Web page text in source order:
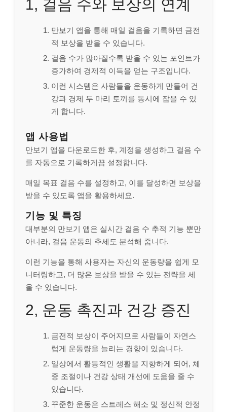
1, 걸음 수와 보상의 연계
만보기 앱을 통해 매일 걸음을 기록하면 금전
적 보상을 받을 수 있습니다.
걸음 수가 많아질수록 받을 수 있는 포인트가
증가하여 경제적 이득을 얻는 구조입니다.
이런 시스템은 사람들을 운동하게 만들어 건
강과 경제 두 마리 토끼를 동시에 잡을 수 있
게 합니다.
앱 사용법
만보기 앱을 다운로드한 후, 계정을 생성하고 걸음 수
를 자동으로 기록하게끔 설정합니다.
매일 목표 걸음 수를 설정하고, 이를 달성하면 보상을
받을 수 있도록 앱을 활용하세요.
기능 및 특징
대부분의 만보기 앱은 실시간 걸음 수 추적 기능 뿐만
아니라, 걸음 운동의 추세도 분석해 줍니다.
이런 기능을 통해 사용자는 자신의 운동량을 쉽게 모
니터링하고, 더 많은 보상을 받을 수 있는 전략을 세
울 수 있습니다.
2, 운동 촉진과 건강 증진
금전적 보상이 주어지므로 사람들이 자연스
럽게 운동량을 늘리는 경향이 있습니다.
일상에서 활동적인 생활을 지향하게 되어, 체
중 조절이나 건강 상태 개선에 도움을 줄 수
있습니다.
꾸준한 운동은 스트레스 해소 및 정신적 안정